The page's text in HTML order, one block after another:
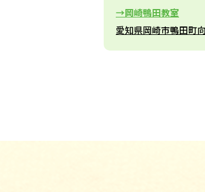
岡崎鴨田教室
愛知県岡崎市鴨田町